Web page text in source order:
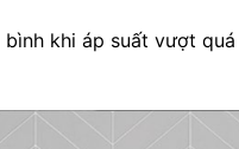
khi áp suất vượt